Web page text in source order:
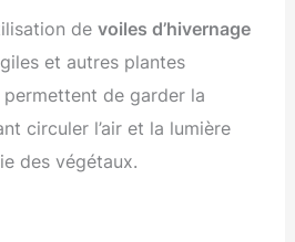
devoiles d’hivernage
et autres plantes
permettent de garder la
circuler l’air et la lumière
des végétaux.